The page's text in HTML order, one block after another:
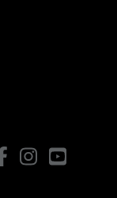
FacebookInstagramYouTube